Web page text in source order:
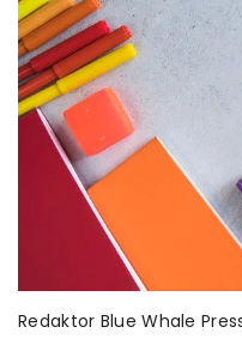
Redaktor Blue Whale